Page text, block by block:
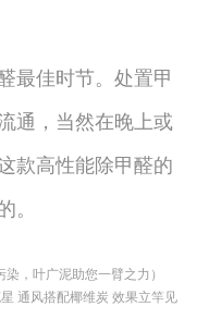
最佳时节。处置甲
通，当然在晚上或
款高性能除甲醛的
，叶广泥助您一臂之力）
通风搭配椰维炭 效果立竿见